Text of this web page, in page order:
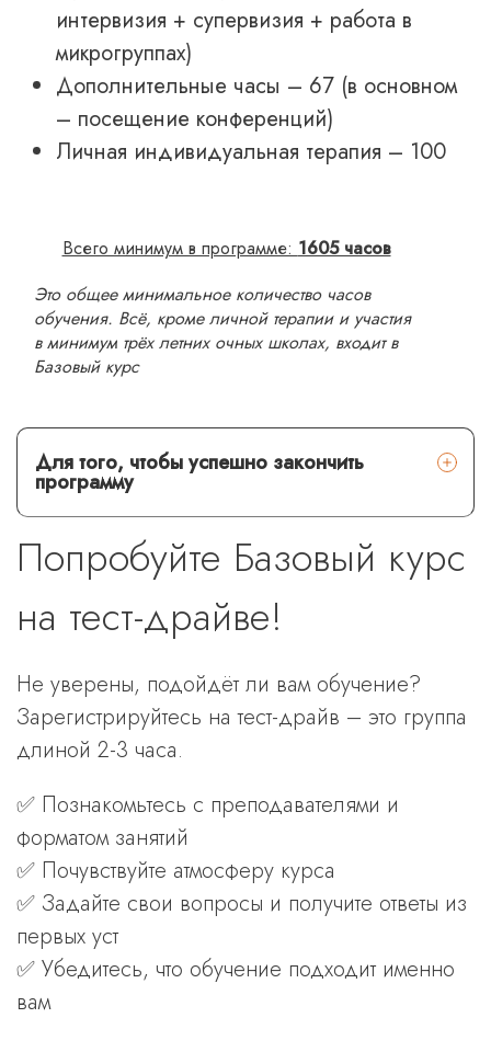
интервизия + супервизия + работа в
микрогруппах)
Дополнительные часы – 67 (в основном
– посещение конференций)
Личная индивидуальная терапия – 100
Всего минимум в программе: 1605 часов
Это общее минимальное количество часов
обучения. Всё, кроме личной терапии и участия
в минимум трёх летних очных школах, входит в
Базовый курс
Для того, чтобы успешно закончить
программу
Попробуйте Базовый курс
на тест-драйве!
Не уверены, подойдёт ли вам обучение?
Зарегистрируйтесь на тест-драйв – это группа
длиной 2-3 часа.
✅ Познакомьтесь с преподавателями и
форматом занятий
✅ Почувствуйте атмосферу курса
✅ Задайте свои вопросы и получите ответы из
первых уст
✅ Убедитесь, что обучение подходит именно
вам